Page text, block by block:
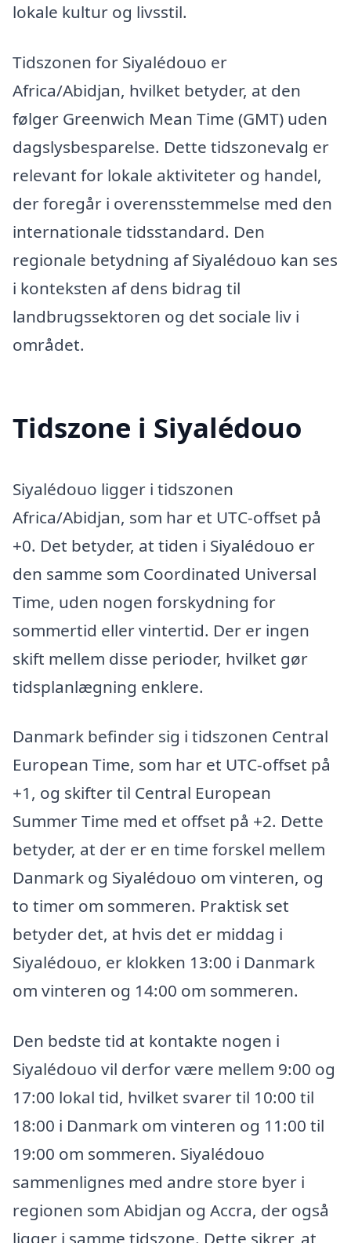
lokale kultur og livsstil.
Tidszonen for Siyalédouo er
Africa/Abidjan, hvilket betyder, at den
følger Greenwich Mean Time (GMT) uden
dagslysbesparelse. Dette tidszonevalg er
relevant for lokale aktiviteter og handel,
der foregår i overensstemmelse med den
internationale tidsstandard. Den
regionale betydning af Siyalédouo kan ses
i konteksten af dens bidrag til
landbrugssektoren og det sociale liv i
området.
Tidszone i Siyalédouo
Siyalédouo ligger i tidszonen
Africa/Abidjan, som har et UTC-offset på
+0. Det betyder, at tiden i Siyalédouo er
den samme som Coordinated Universal
Time, uden nogen forskydning for
sommertid eller vintertid. Der er ingen
skift mellem disse perioder, hvilket gør
tidsplanlægning enklere.
Danmark befinder sig i tidszonen Central
European Time, som har et UTC-offset på
+1, og skifter til Central European
Summer Time med et offset på +2. Dette
betyder, at der er en time forskel mellem
Danmark og Siyalédouo om vinteren, og
to timer om sommeren. Praktisk set
betyder det, at hvis det er middag i
Siyalédouo, er klokken 13:00 i Danmark
om vinteren og 14:00 om sommeren.
Den bedste tid at kontakte nogen i
Siyalédouo vil derfor være mellem 9:00 og
17:00 lokal tid, hvilket svarer til 10:00 til
18:00 i Danmark om vinteren og 11:00 til
19:00 om sommeren. Siyalédouo
sammenlignes med andre store byer i
regionen som Abidjan og Accra, der også
ligger i samme tidszone. Dette sikrer, at